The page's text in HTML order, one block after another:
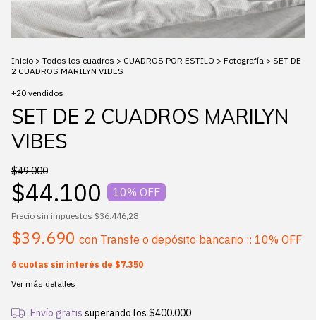
Inicio > Todos los cuadros > CUADROS POR ESTILO > Fotografía > SET DE
2 CUADROS MARILYN VIBES
+20 vendidos
SET DE 2 CUADROS MARILYN
VIBES
$49.000
$44.100 10% OFF
Precio sin impuestos $36.446,28
$39.690 con Transfe o depósito bancario :: 10% OFF
6 cuotas sin interés de $7.350
Ver más detalles
Envío gratis superando los $400.000